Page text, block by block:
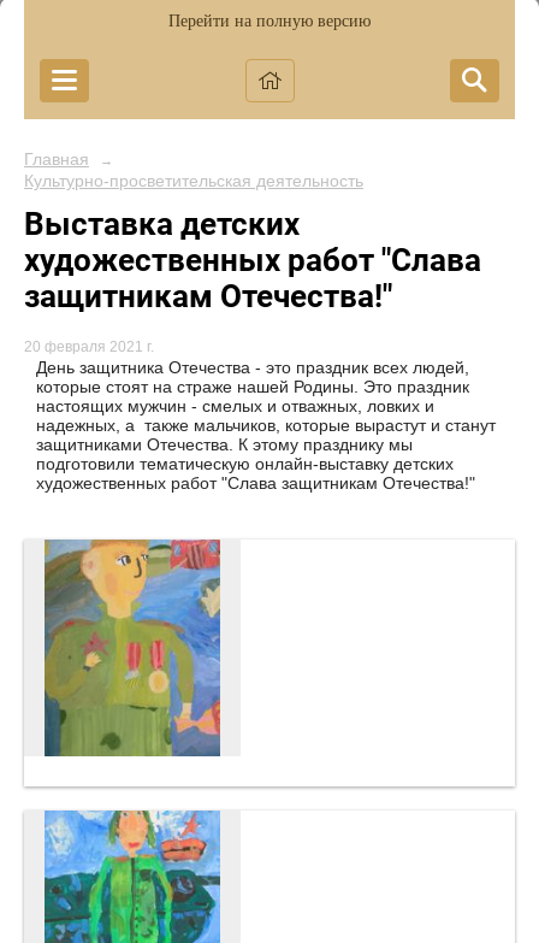
Перейти на полную версию
Главная →
Культурно-просветительская деятельность
Выставка детских
художественных работ "Слава
защитникам Отечества!"
20 февраля 2021 г.
День защитника Отечества - это праздник всех людей,
которые стоят на страже нашей Родины. Это праздник
настоящих мужчин - смелых и отважных, ловких и
надежных, а также мальчиков, которые вырастут и станут
защитниками Отечества. К этому празднику мы
подготовили тематическую онлайн-выставку детских
художественных работ "Слава защитникам Отечества!"